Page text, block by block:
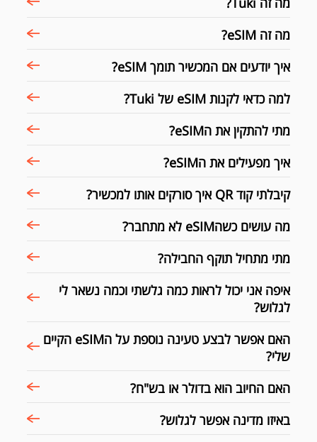
מה זה eSIM?
איך יודעים אם המכשיר תומך eSIM?
למה כדאי לקנות eSIM של Tuki?
מתי להתקין את הeSIM?
איך מפעילים את הeSIM?
קיבלתי קוד QR איך סורקים אותו למכשיר?
מה עושים כשהeSIM לא מתחבר?
מתי מתחיל תוקף החבילה?
איפה אני יכול לראות כמה גלשתי וכמה נשאר לי
לגלוש?
האם אפשר לבצע טעינה נוספת על הeSIM הקיים
שלי?
האם החיוב הוא בדולר או בש"ח?
באיזו מדינה אפשר לגלוש?